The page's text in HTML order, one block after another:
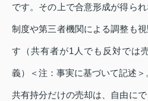
です。その上で合意形成が得ら
制度や第三者機関による調整も
す（共有者が1人でも反対では
義）＜注：事実に基づいて記述＞
共有持分だけの売却は、自由に